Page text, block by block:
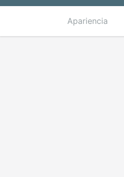
Apariencia